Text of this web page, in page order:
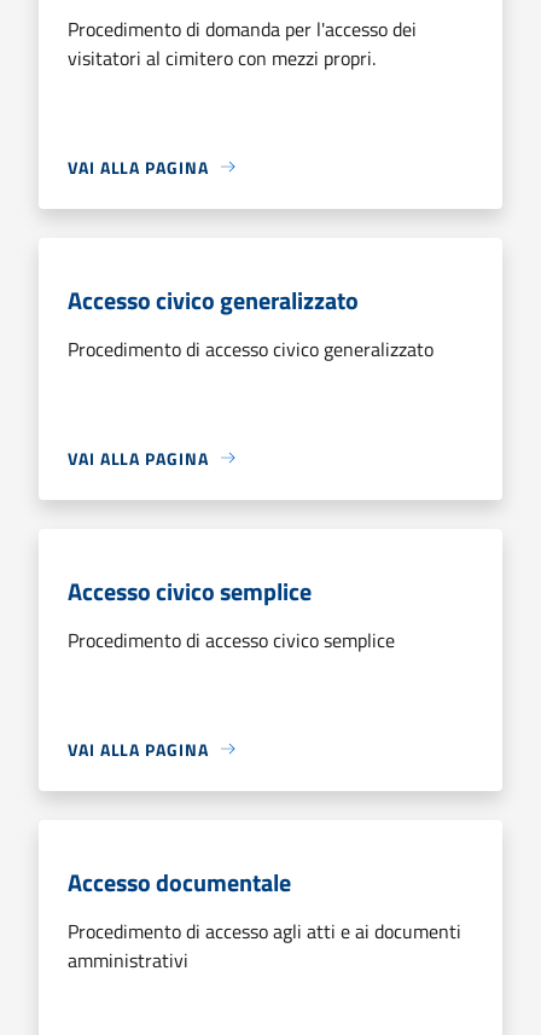
Procedimento di domanda per l'accesso dei
visitatori al cimitero con mezzi propri.
VAI ALLA PAGINA
Accesso civico generalizzato
Procedimento di accesso civico generalizzato
VAI ALLA PAGINA
Accesso civico semplice
Procedimento di accesso civico semplice
VAI ALLA PAGINA
Accesso documentale
Procedimento di accesso agli atti e ai documenti
amministrativi